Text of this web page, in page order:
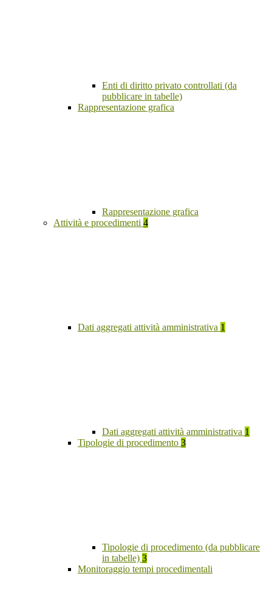
Enti di diritto privato controllati (da
pubblicare in tabelle)
Rappresentazione grafica
Rappresentazione grafica
Attività e procedimenti 4
Dati aggregati attività amministrativa 1
Dati aggregati attività amministrativa 1
Tipologie di procedimento 3
Tipologie di procedimento (da pubblicare
in tabelle) 3
Monitoraggio tempi procedimentali